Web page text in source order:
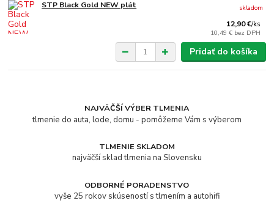
STP Black Gold NEW plát
12,90 €/ks
10,49 € bez DPH
skladom
Pridať do košíka
NAJVÄČŠÍ VÝBER TLMENIA
tlmenie do auta, lode, domu - pomôžeme Vám s výberom
TLMENIE SKLADOM
najväčší sklad tlmenia na Slovensku
ODBORNÉ PORADENSTVO
vyše 25 rokov skúseností s tlmením a autohifi